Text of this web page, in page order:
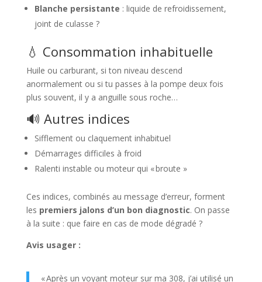
Blanche persistante : liquide de refroidissement,
joint de culasse ?
💧 Consommation inhabituelle
Huile ou carburant, si ton niveau descend
anormalement ou si tu passes à la pompe deux fois
plus souvent, il y a anguille sous roche…
🔊 Autres indices
Sifflement ou claquement inhabituel
Démarrages difficiles à froid
Ralenti instable ou moteur qui « broute »
Ces indices, combinés au message d’erreur, forment
les premiers jalons d’un bon diagnostic. On passe
à la suite : que faire en cas de mode dégradé ?
Avis usager :
« Après un voyant moteur sur ma 308, j’ai utilisé un